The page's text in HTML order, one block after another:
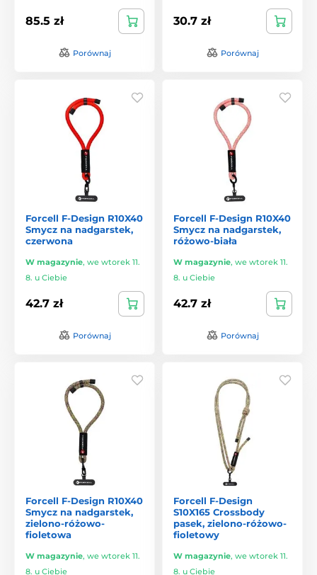
85.5 zł
Porównaj
30.7 zł
Porównaj
Forcell F-Design R10X40
Smycz na nadgarstek,
czerwona
W magazynie, we wtorek 11.
8. u Ciebie
42.7 zł
Porównaj
Forcell F-Design R10X40
Smycz na nadgarstek,
różowo-biała
W magazynie, we wtorek 11.
8. u Ciebie
42.7 zł
Porównaj
Forcell F-Design R10X40
Smycz na nadgarstek,
zielono-różowo-
fioletowa
W magazynie, we wtorek 11.
8. u Ciebie
Forcell F-Design
S10X165 Crossbody
pasek, zielono-różowo-
fioletowy
W magazynie, we wtorek 11.
8. u Ciebie